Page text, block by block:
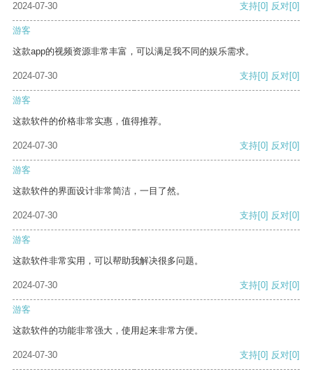
2024-07-30
支持[0] 反对[0]
游客
这款app的视频资源非常丰富，可以满足我不同的娱乐需求。
2024-07-30 支持[0] 反对[0]
游客
这款软件的价格非常实惠，值得推荐。
2024-07-30 支持[0] 反对[0]
游客
这款软件的界面设计非常简洁，一目了然。
2024-07-30 支持[0] 反对[0]
游客
这款软件非常实用，可以帮助我解决很多问题。
2024-07-30 支持[0] 反对[0]
游客
这款软件的功能非常强大，使用起来非常方便。
2024-07-30 支持[0] 反对[0]